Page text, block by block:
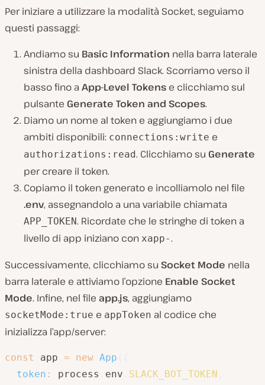
Per iniziare a utilizzare la modalità Socket, seguiamo
questi passaggi:
Andiamo su Basic Information nella barra laterale
sinistra della dashboard Slack. Scorriamo verso il
basso fino a App-Level Tokens e clicchiamo sul
pulsante Generate Token and Scopes.
Diamo un nome al token e aggiungiamo i due
ambiti disponibili: connections:write e
authorizations:read. Clicchiamo su Generate
per creare il token.
Copiamo il token generato e incolliamolo nel file
.env, assegnandolo a una variabile chiamata
APP_TOKEN. Ricordate che le stringhe di token a
livello di app iniziano con xapp-.
Successivamente, clicchiamo su Socket Mode nella
barra laterale e attiviamo l’opzione Enable Socket
Mode. Infine, nel file app.js, aggiungiamo
socketMode:true e appToken al codice che
inizializza l’app/server:
const app = new App
token : process env SLACK_BOT_TOKEN